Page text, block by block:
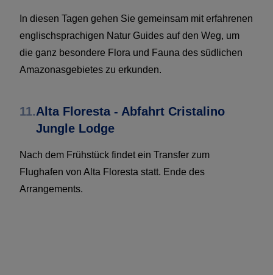
In diesen Tagen gehen Sie gemeinsam mit erfahrenen
englischsprachigen Natur Guides auf den Weg, um
die ganz besondere Flora und Fauna des südlichen
Amazonasgebietes zu erkunden.
11.Alta Floresta - Abfahrt Cristalino
Jungle Lodge
Nach dem Frühstück findet ein Transfer zum
Flughafen von Alta Floresta statt. Ende des
Arrangements.